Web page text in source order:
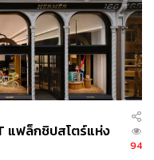
แฟล็กชิปสโตร์แห่ง
94